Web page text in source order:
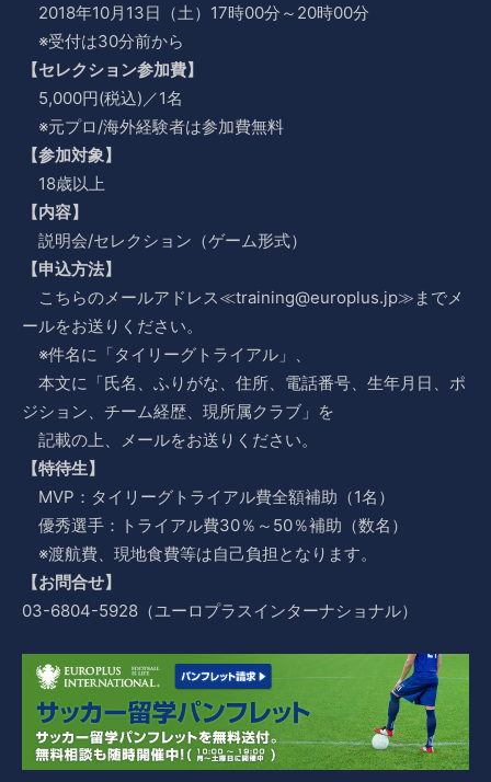
2018年10月13日（土）17時00分～20時00分
※受付は30分前から
【セレクション参加費】
5,000円(税込)／1名
※元プロ/海外経験者は参加費無料
【参加対象】
18歳以上
【内容】
説明会/セレクション（ゲーム形式）
【申込方法】
こちらのメールアドレス≪training@europlus.jp≫までメ
ールをお送りください。
※件名に「タイリーグトライアル」、
本文に「氏名、ふりがな、住所、電話番号、生年月日、ポ
ジション、チーム経歴、現所属クラブ」を
記載の上、メールをお送りください。
【特待生】
MVP：タイリーグトライアル費全額補助（1名）
優秀選手：トライアル費30％～50％補助（数名）
※渡航費、現地食費等は自己負担となります。
【お問合せ】
03-6804-5928（ユーロプラスインターナショナル）